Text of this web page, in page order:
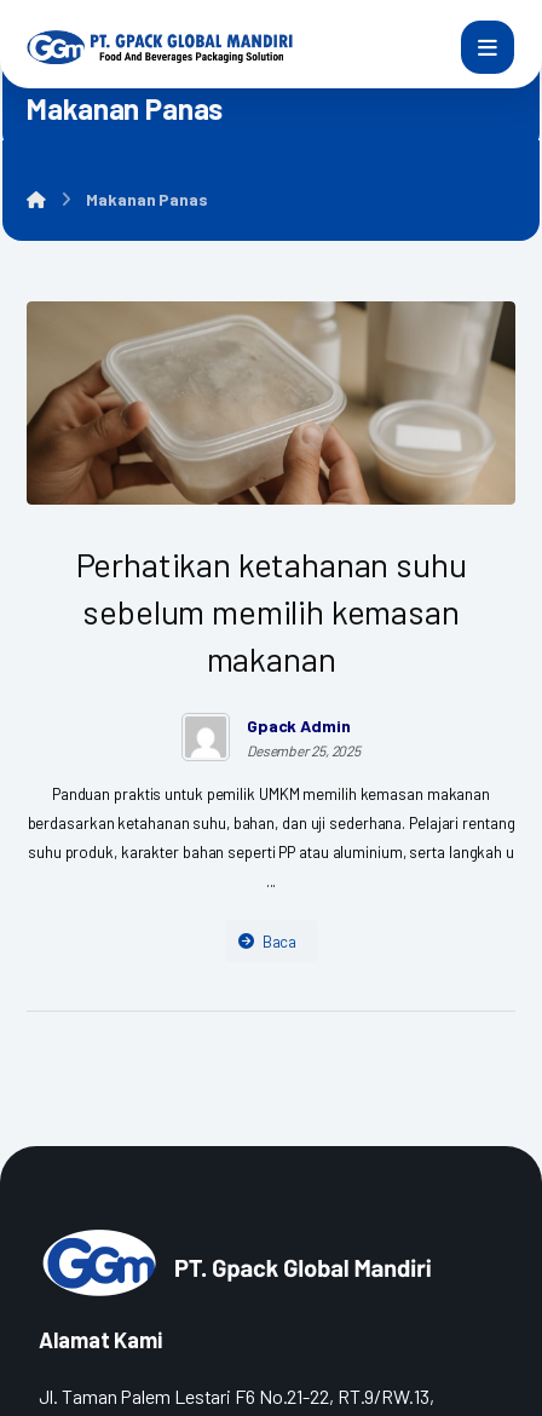
Makanan Panas
Makanan Panas
Perhatikan ketahanan suhu
sebelum memilih kemasan
makanan
Gpack Admin
Desember 25, 2025
Panduan praktis untuk pemilik UMKM memilih kemasan makanan
berdasarkan ketahanan suhu, bahan, dan uji sederhana. Pelajari rentang
suhu produk, karakter bahan seperti PP atau aluminium, serta langkah u
...
Baca
Alamat Kami
Jl. Taman Palem Lestari F6 No.21-22, RT.9/RW.13,